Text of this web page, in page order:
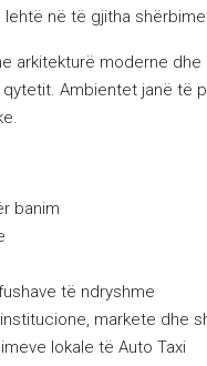
në të gjitha
arkitekturë moderne
Ambientet janë të
banim
të ndryshme
markete dhe
lokale të Auto Taxi